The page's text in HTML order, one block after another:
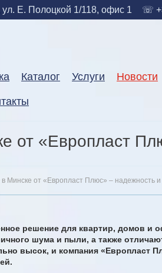
ул. Е. Полоцкой 1/118, офис 1 ☏
Каталог Услуги Новости
от «Европласт
Минске от «Европласт Плюс» – надежность
решение для квартир, домов и
шума и пыли, а также
высок, и компания «Европласт